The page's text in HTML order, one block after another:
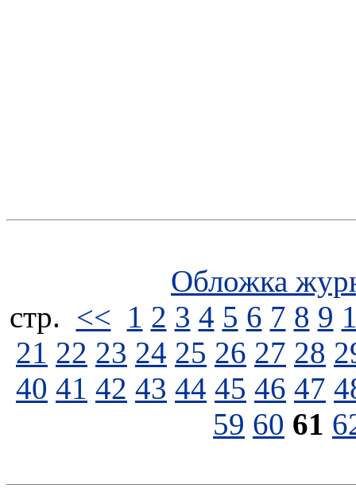
Обложка
стp. << 1 2 3 4 5 6 7 8 9
21 22 23 24 25 26 27 28
40 41 42 43 44 45 46 47
59 60 61